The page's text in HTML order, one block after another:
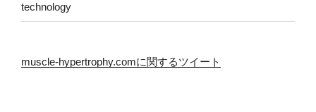
technology
muscle-hypertrophy.comに関するツイート